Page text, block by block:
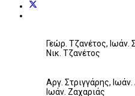
Γεώρ. Τζανέτος,
Νικ. Τζανέτος
Αργ. Στριγγάρης,
Ιωάν. Ζαχαριάς